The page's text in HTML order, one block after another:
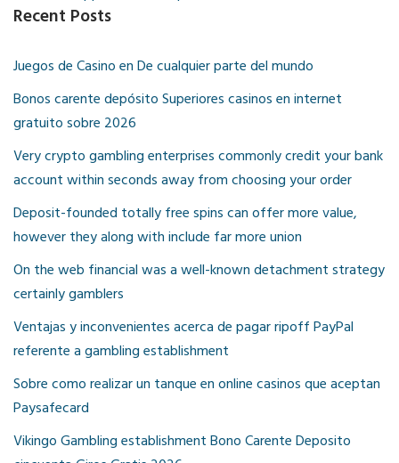
Recent Posts
Juegos de Casino en De cualquier parte del mundo
Bonos carente depósito Superiores casinos en internet
gratuito sobre 2026
Very crypto gambling enterprises commonly credit your bank
account within seconds away from choosing your order
Deposit-founded totally free spins can offer more value,
however they along with include far more union
On the web financial was a well-known detachment strategy
certainly gamblers
Ventajas y inconvenientes acerca de pagar ripoff PayPal
referente a gambling establishment
Sobre como realizar un tanque en online casinos que aceptan
Paysafecard
Vikingo Gambling establishment Bono Carente Deposito